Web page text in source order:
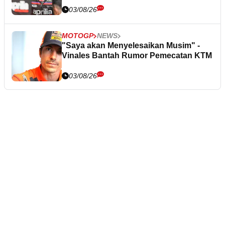
03/08/26
MOTOGP NEWS
"Saya akan Menyelesaikan Musim" -
Vinales Bantah Rumor Pemecatan KTM
03/08/26